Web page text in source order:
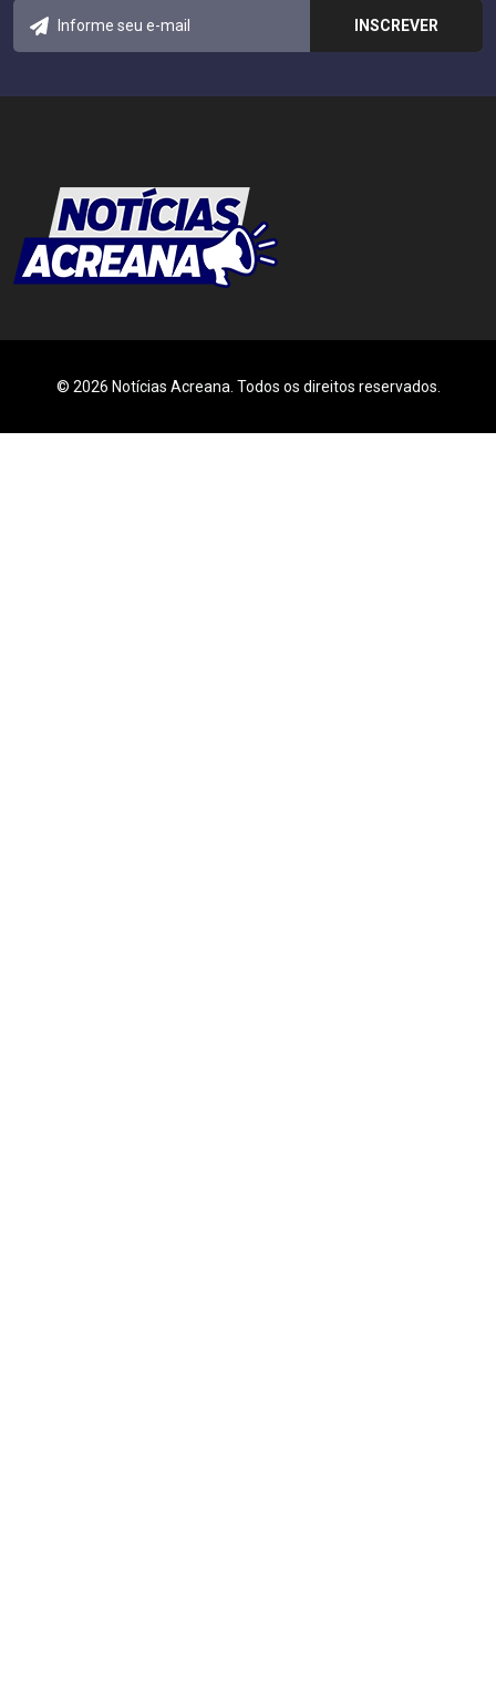
© 2026 Notícias Acreana. Todos os direitos reservados.